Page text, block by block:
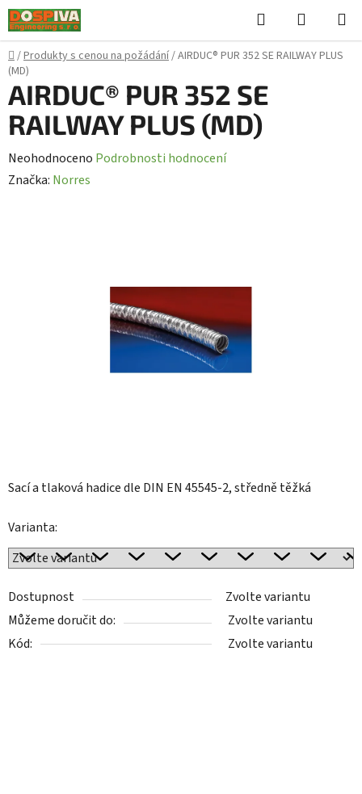
Přejít
na
obsah
Hledat
KOŠÍK
Domů
/Produkty s cenou na požádání/AIRDUC® PUR 352 SE RAILWAY PLUS
(MD)
Sací a tlaková hadice dle DIN EN 45545-2, středně těžká
Varianta:
Dostupnost
Zvolte variantu
Můžeme doručit do:
Zvolte variantu
Kód:
Zvolte variantu
AIRDUC® PUR 352 SE
RAILWAY PLUS (MD)
Průměrné
hodnocení
Neohodnoceno Podrobnosti hodnocení
Značka: Norres